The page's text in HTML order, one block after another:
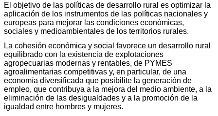
El objetivo de las políticas de desarrollo rural es optimizar la
aplicación de los instrumentos de las políticas nacionales y
europeas para mejorar las condiciones económicas,
sociales y medioambientales de los territorios rurales.
La cohesión económica y social favorece un desarrollo rural
equilibrado con la existencia de explotaciones
agropecuarias modernas y rentables, de PYMES
agroalimentarias competitivas y, en particular, de una
economía diversificada que posibilite la generación de
empleo, que contribuya a la mejora del medio ambiente, a la
eliminación de las desigualdades y a la promoción de la
igualdad entre hombres y mujeres.